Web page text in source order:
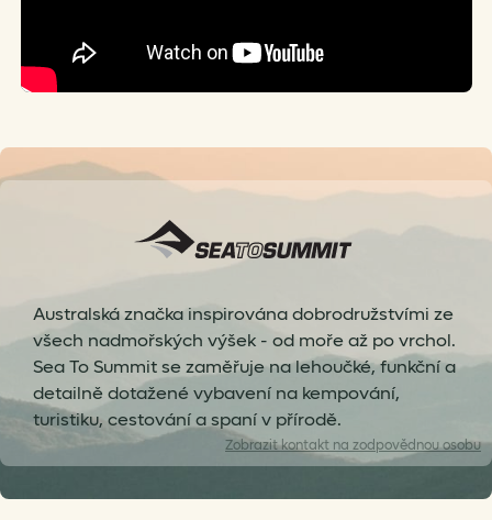
Australská značka inspirována dobrodružstvími ze
všech nadmořských výšek - od moře až po vrchol.
Sea To Summit se zaměřuje na lehoučké, funkční a
detailně dotažené vybavení na kempování,
turistiku, cestování a spaní v přírodě.
Zobrazitkontakt na zodpovědnou osobu